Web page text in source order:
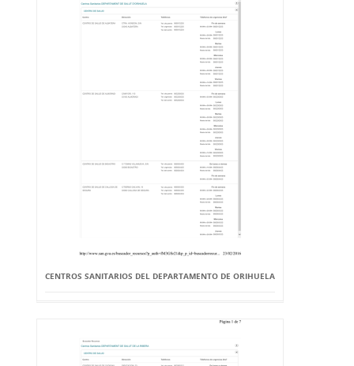
CENTROS SANITARIOS DEL DEPARTAMENTO DE ORIHUELA